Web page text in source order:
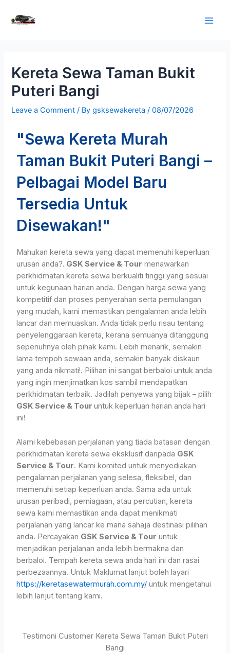
Kereta Sewa Taman Bukit
Puteri Bangi
Leave a Comment / Bygsksewakereta /08/07/2026
"Sewa Kereta Murah
Taman Bukit Puteri Bangi –
Pelbagai Model Baru
Tersedia Untuk
Disewakan!"
Mahukan kereta sewa yang dapat memenuhi keperluan
urusan anda?. GSK Service & Tour menawarkan
perkhidmatan kereta sewa berkualiti tinggi yang sesuai
untuk kegunaan harian anda. Dengan harga sewa yang
kompetitif dan proses penyerahan serta pemulangan
yang mudah, kami memastikan pengalaman anda lebih
lancar dan memuaskan. Anda tidak perlu risau tentang
penyelenggaraan kereta, kerana semuanya ditanggung
sepenuhnya oleh pihak kami. Lebih menarik, semakin
lama tempoh sewaan anda, semakin banyak diskaun
yang anda nikmati!. Pilihan ini sangat berbaloi untuk anda
yang ingin menjimatkan kos sambil mendapatkan
perkhidmatan terbaik. Jadilah penyewa yang bijak – pilih
GSK Service & Touruntuk keperluan harian anda hari
ini!
Alami kebebasan perjalanan yang tiada batasan dengan
perkhidmatan kereta sewa eksklusif daripada GSK
Service & Tour. Kami komited untuk menyediakan
pengalaman perjalanan yang selesa, fleksibel, dan
memenuhi setiap keperluan anda. Sama ada untuk
urusan peribadi, perniagaan, atau percutian, kereta
sewa kami memastikan anda dapat menikmati
perjalanan yang lancar ke mana sahaja destinasi pilihan
anda. Percayakan GSK Service & Tour untuk
menjadikan perjalanan anda lebih bermakna dan
berbaloi. Tempah kereta sewa anda hari ini dan rasai
perbezaannya. Untuk Maklumat lanjut boleh layari
https://keretasewatermurah.com.my/ untuk mengetahui
lebih lanjut tentang kami.
Testimoni Customer Kereta Sewa Taman Bukit Puteri
Bangi